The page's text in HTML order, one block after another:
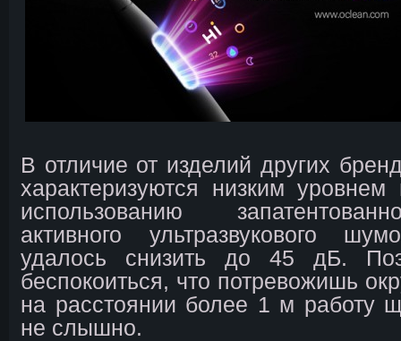
В отличие от изделий других
характеризуются низким
использованию
активного ультразвукового
удалось снизить до 45 дБ.
беспокоиться, что потревожишь
на расстоянии более 1 м работу
не слышно.